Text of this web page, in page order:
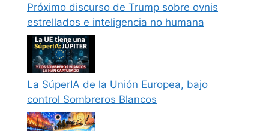
Próximo discurso de Trump sobre ovnis
estrellados e inteligencia no humana
La SúperIA de la Unión Europea, bajo
control Sombreros Blancos